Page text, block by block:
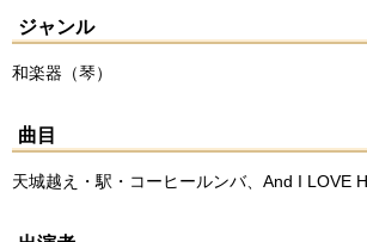
ジャンル
和楽器（琴）
曲目
天城越え・駅・コーヒールンバ、And I LOVE